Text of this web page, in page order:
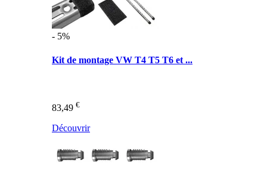
- 5%
Kit de montage VW T4 T5 T6 et ...
83,49 €
Découvrir